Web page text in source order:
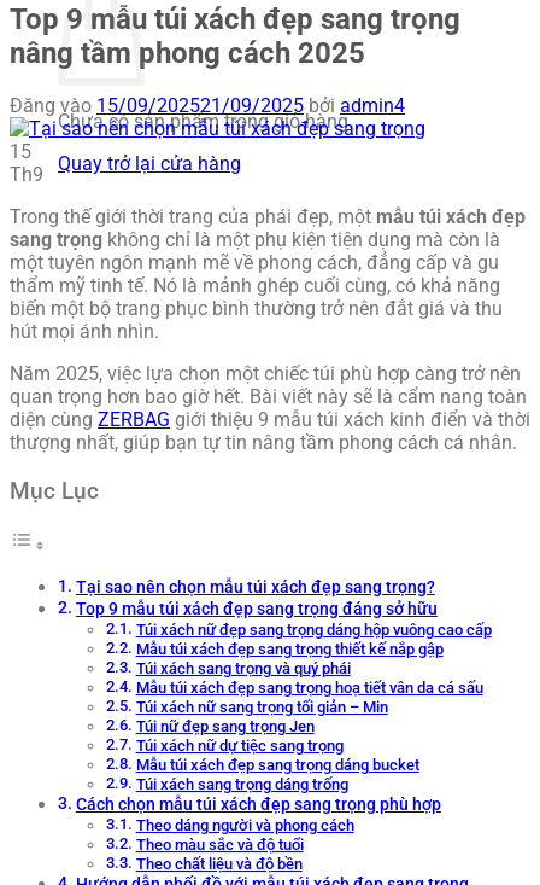
Chưa có sản phẩm trong giỏ hàng.
Quay trở lại cửa hàng
Top 9 mẫu túi xách đẹp sang trọng
nâng tầm phong cách 2025
Đăng vào 15/09/202521/09/2025 bởi admin4
15
Th9
Trong thế giới thời trang của phái đẹp, một mẫu túi xách đẹp
sang trọng không chỉ là một phụ kiện tiện dụng mà còn là
một tuyên ngôn mạnh mẽ về phong cách, đẳng cấp và gu
thẩm mỹ tinh tế. Nó là mảnh ghép cuối cùng, có khả năng
biến một bộ trang phục bình thường trở nên đắt giá và thu
hút mọi ánh nhìn.
Năm 2025, việc lựa chọn một chiếc túi phù hợp càng trở nên
quan trọng hơn bao giờ hết. Bài viết này sẽ là cẩm nang toàn
diện cùng ZERBAG giới thiệu 9 mẫu túi xách kinh điển và thời
thượng nhất, giúp bạn tự tin nâng tầm phong cách cá nhân.
Mục Lục
Tại sao nên chọn mẫu túi xách đẹp sang trọng?
Top 9 mẫu túi xách đẹp sang trọng đáng sở hữu
Túi xách nữ đẹp sang trọng dáng hộp vuông cao cấp
Mẫu túi xách đẹp sang trọng thiết kế nắp gập
Túi xách sang trọng và quý phái
Mẫu túi xách đẹp sang trọng hoạ tiết vân da cá sấu
Túi xách nữ sang trọng tối giản – Min
Túi nữ đẹp sang trọng Jen
Túi xách nữ dự tiệc sang trọng
Mẫu túi xách đẹp sang trọng dáng bucket
Túi xách sang trọng dáng trống
Cách chọn mẫu túi xách đẹp sang trọng phù hợp
Theo dáng người và phong cách
Theo màu sắc và độ tuổi
Theo chất liệu và độ bền